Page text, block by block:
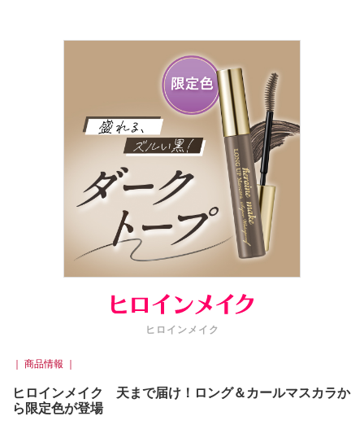
ヒロインメイク
｜ 商品情報 ｜
ヒロインメイク 天まで届け！ロング＆カールマスカラか
ら限定色が登場